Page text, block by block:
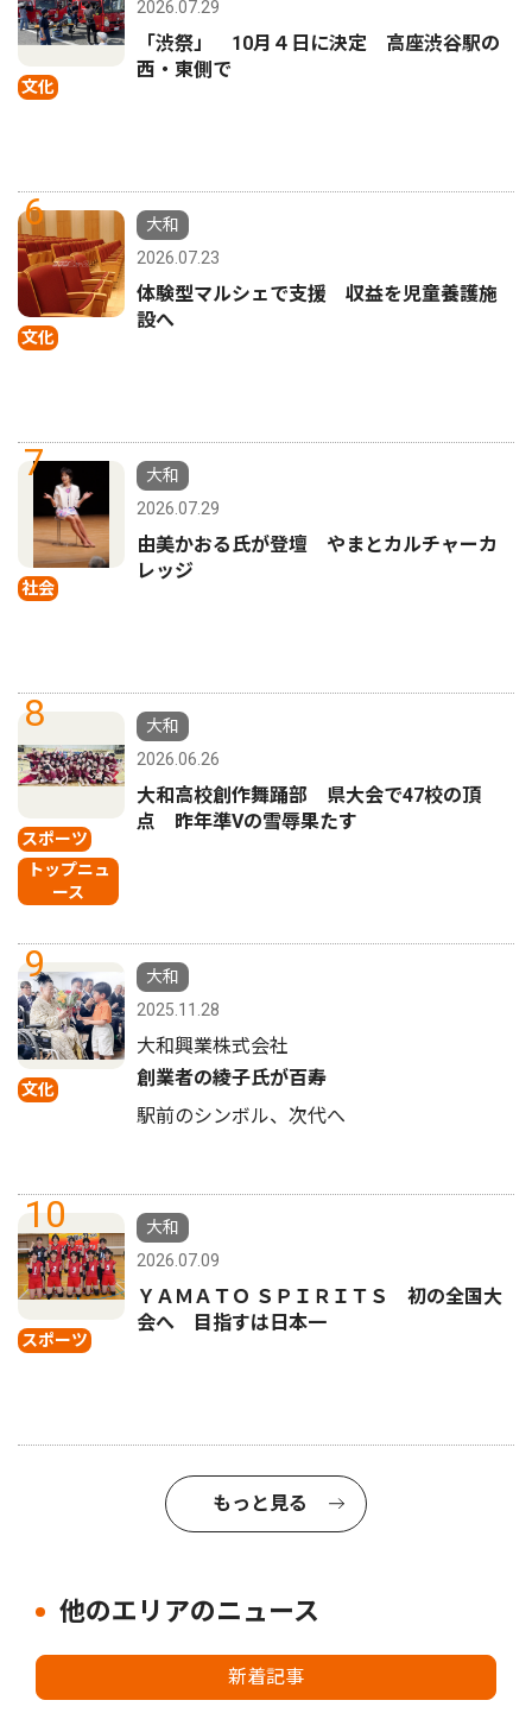
文化
2026.07.29
「渋祭」 10月４日に決定 高座渋谷駅の
西・東側で
6
文化
大和
2026.07.23
体験型マルシェで支援 収益を児童養護施
設へ
7
社会
大和
2026.07.29
由美かおる氏が登壇 やまとカルチャーカ
レッジ
8
スポーツ
トップニュ
ース
大和
2026.06.26
大和高校創作舞踊部 県大会で47校の頂
点 昨年準Vの雪辱果たす
9
文化
大和
2025.11.28
大和興業株式会社
創業者の綾子氏が百寿
駅前のシンボル、次代へ
10
スポーツ
大和
2026.07.09
ＹＡＭＡＴＯ ＳＰＩＲＩＴＳ 初の全国大
会へ 目指すは日本一
もっと見る
他のエリアのニュース
新着記事